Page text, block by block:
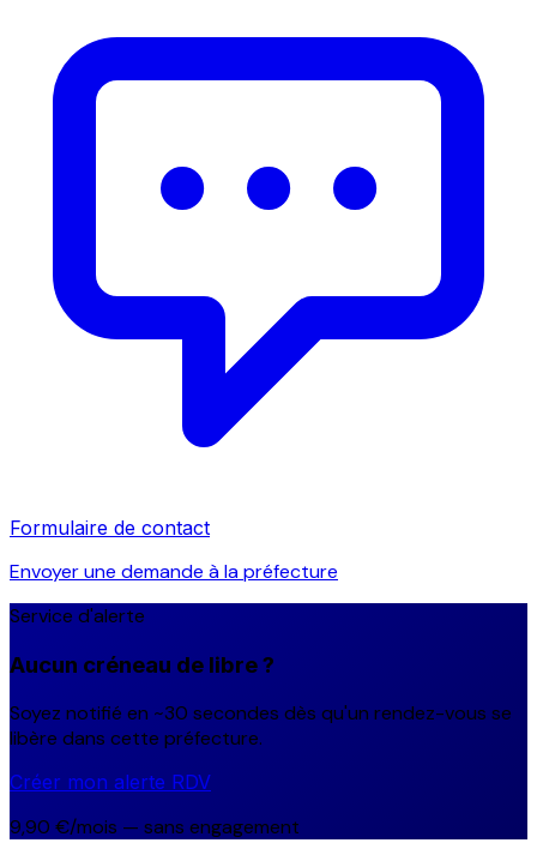
Formulaire de contact
Envoyer une demande à la préfecture
Service d'alerte
Aucun créneau de libre ?
Soyez notifié en ~30 secondes dès qu'un rendez-vous se
libère dans cette préfecture.
Créer mon alerte RDV
9,90 €/mois — sans engagement